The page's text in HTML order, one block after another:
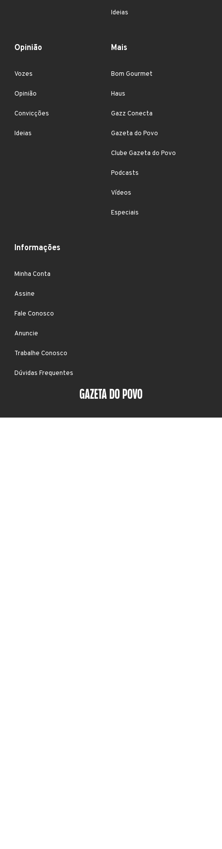
Ideias
Opinião
Vozes
Opinião
Convicções
Ideias
Mais
Bom Gourmet
Haus
Gazz Conecta
Gazeta do Povo
Clube Gazeta do Povo
Podcasts
Vídeos
Especiais
Informações
Minha Conta
Assine
Fale Conosco
Anuncie
Trabalhe Conosco
Dúvidas Frequentes